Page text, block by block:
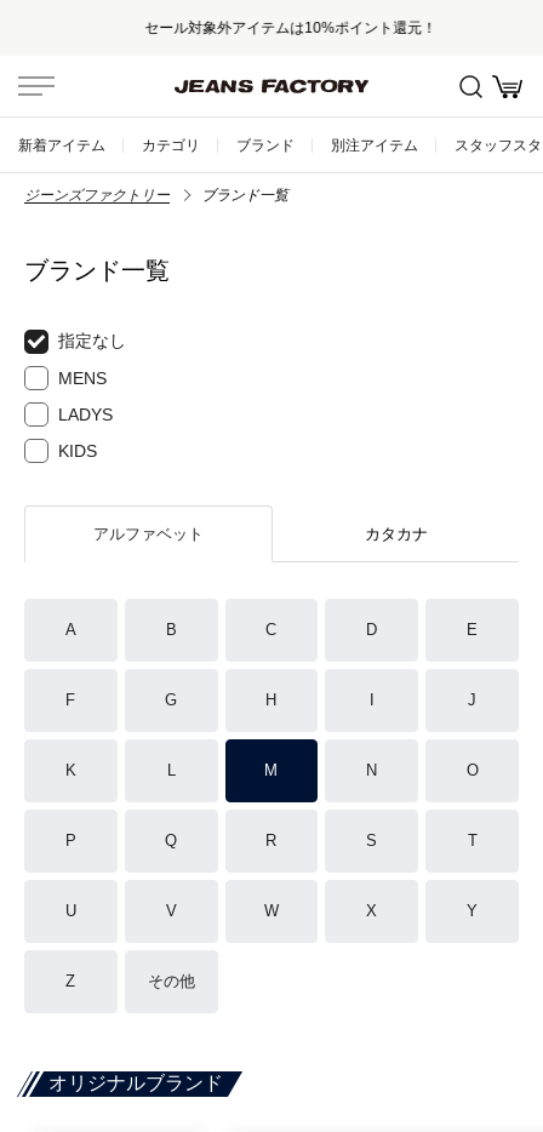
セール対象外アイテムは10%ポイント還元！
新着アイテム カテゴリ ブランド 別注アイテム スタッフス
ジーンズファクトリー ブランド一覧
ブランド一覧
指定なし
MENS
LADYS
KIDS
アルファベット カタカナ
A B C D E
F G H J
K L M N O
P Q R S T
U V W X Y
Z その他
オリジナルブランド